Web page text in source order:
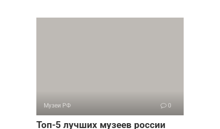
Музеи РФ 0
Топ-5 лучших музеев россии